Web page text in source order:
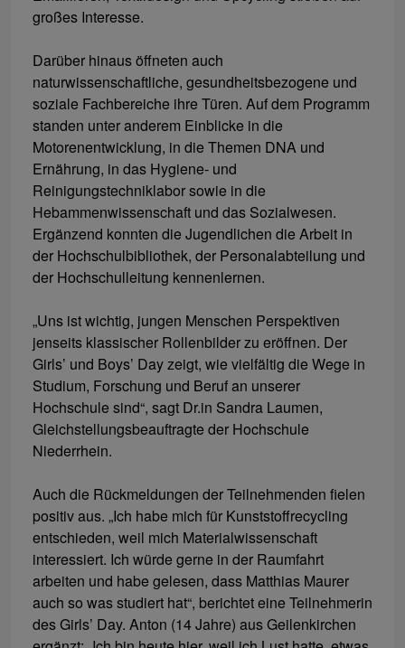
großes Interesse.
Darüber hinaus öffneten auch
naturwissenschaftliche, gesundheitsbezogene und
soziale Fachbereiche ihre Türen. Auf dem Programm
standen unter anderem Einblicke in die
Motorenentwicklung, in die Themen DNA und
Ernährung, in das Hygiene- und
Reinigungstechniklabor sowie in die
Hebammenwissenschaft und das Sozialwesen.
Ergänzend konnten die Jugendlichen die Arbeit in
der Hochschulbibliothek, der Personalabteilung und
der Hochschulleitung kennenlernen.
„Uns ist wichtig, jungen Menschen Perspektiven
jenseits klassischer Rollenbilder zu eröffnen. Der
Girls’ und Boys’ Day zeigt, wie vielfältig die Wege in
Studium, Forschung und Beruf an unserer
Hochschule sind“, sagt Dr.in Sandra Laumen,
Gleichstellungsbeauftragte der Hochschule
Niederrhein.
Auch die Rückmeldungen der Teilnehmenden fielen
positiv aus. „Ich habe mich für Kunststoffrecycling
entschieden, weil mich Materialwissenschaft
interessiert. Ich würde gerne in der Raumfahrt
arbeiten und habe gelesen, dass Matthias Maurer
auch so was studiert hat“, berichtet eine Teilnehmerin
des Girls’ Day. Anton (14 Jahre) aus Geilenkirchen